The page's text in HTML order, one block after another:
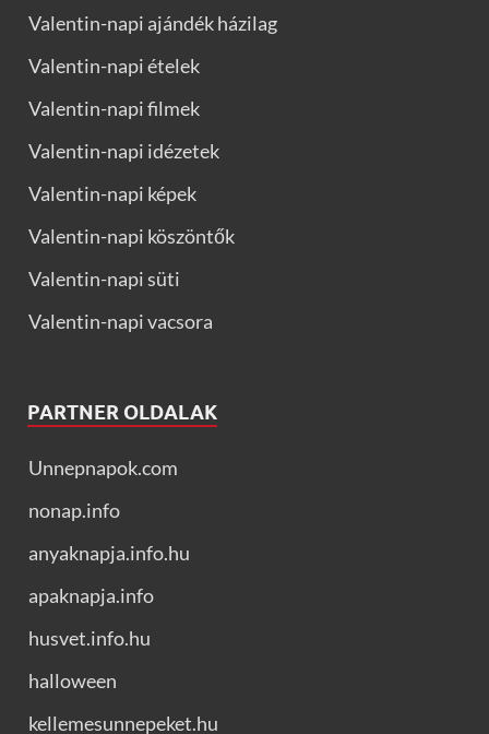
Valentin-napi ajándék házilag
Valentin-napi ételek
Valentin-napi filmek
Valentin-napi idézetek
Valentin-napi képek
Valentin-napi köszöntők
Valentin-napi süti
Valentin-napi vacsora
PARTNER OLDALAK
Unnepnapok.com
nonap.info
anyaknapja.info.hu
apaknapja.info
husvet.info.hu
halloween
kellemesunnepeket.hu